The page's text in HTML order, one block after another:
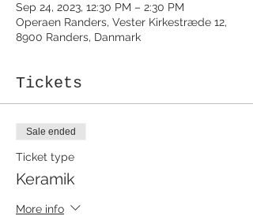
Sep 24, 2023, 12:30 PM – 2:30 PM
Operaen Randers, Vester Kirkestræde 12,
8900 Randers, Danmark
Tickets
Sale ended
Ticket type
Keramik
More info